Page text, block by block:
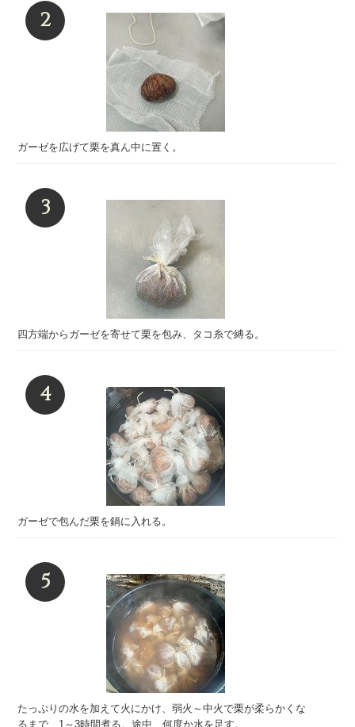
ガーゼを広げて栗を真ん中に置く。
四方端からガーゼを寄せて栗を包み、タコ糸で縛る。
ガーゼで包んだ栗を鍋に入れる。
たっぷりの水を加えて火にかけ、弱火～中火で栗が柔らかくな
るまで、1～3時間煮る。途中、何度か水を足す。